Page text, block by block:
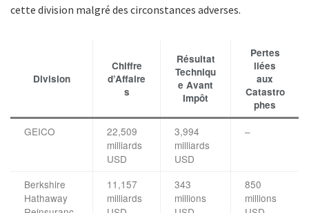
cette division malgré des circonstances adverses.
Division
Chiffre
d’Affaire
s
Résultat
Techniqu
e Avant
Impôt
Pertes
liées
aux
Catastro
phes
GEICO
22,509
milliards
USD
3,994
milliards
USD
–
Berkshire
Hathaway
11,157
milliards
343
millions
850
millions